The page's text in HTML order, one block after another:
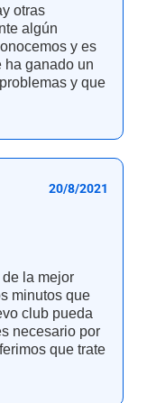
otras
algún
y es
ha ganado un
y que
20/8/2021
la mejor
minutos que
club pueda
necesario por
que trate